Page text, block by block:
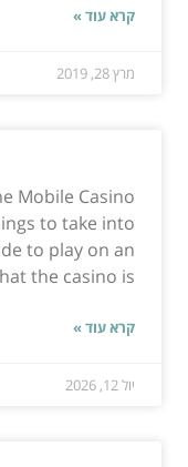
קרא עוד »
מרץ 28, 2019
Mobile Casino
to take into
to play on an
the casino is...
קרא עוד »
יול 12, 2026